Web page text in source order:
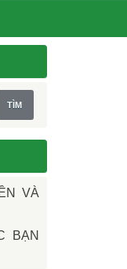
VÀ
BẠN